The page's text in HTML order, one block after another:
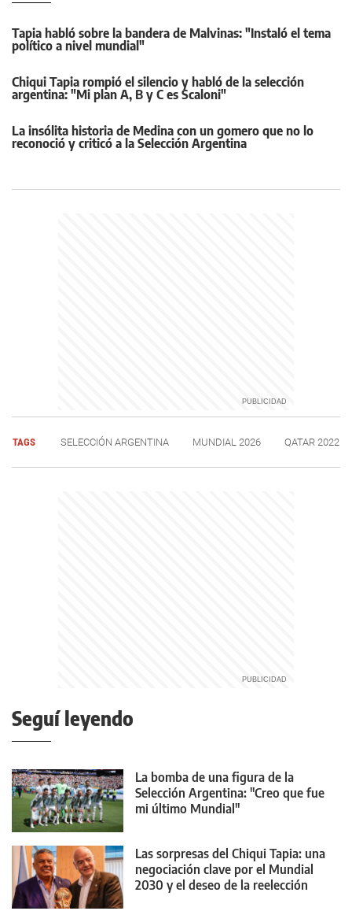
Tapia habló sobre la bandera de Malvinas: "Instaló el tema
político a nivel mundial"
Chiqui Tapia rompió el silencio y habló de la selección
argentina: "Mi plan A, B y C es Scaloni"
La insólita historia de Medina con un gomero que no lo
reconoció y criticó a la Selección Argentina
TAGS SELECCIÓN ARGENTINA MUNDIAL 2026 QATAR 2022
Seguí leyendo
La bomba de una figura de la
Selección Argentina: "Creo que fue
mi último Mundial"
Las sorpresas del Chiqui Tapia: una
negociación clave por el Mundial
2030 y el deseo de la reelección